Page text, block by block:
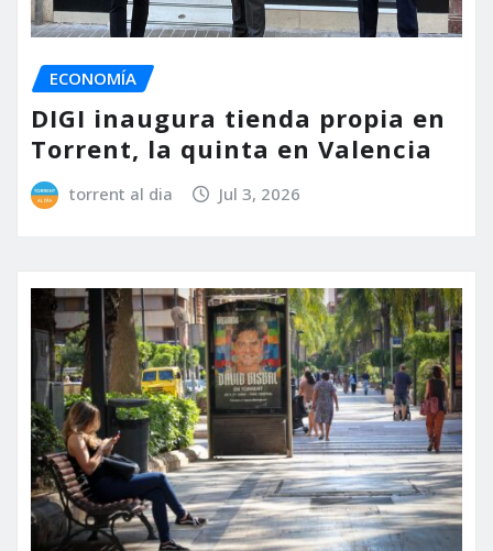
ECONOMÍA
DIGI inaugura tienda propia en
Torrent, la quinta en Valencia
torrent al dia Jul 3, 2026